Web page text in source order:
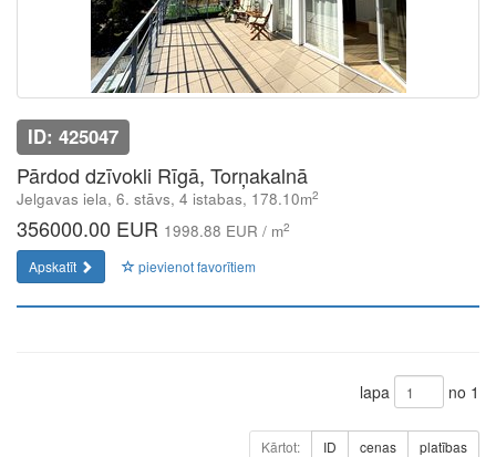
ID: 425047
Pārdod dzīvokli Rīgā, Torņakalnā
Jelgavas iela, 6. stāvs, 4 istabas, 178.10m2
356000.00 EUR 1998.88 EUR / m2
Apskatīt pievienot favorītiem
lapa no 1
Kārtot: ID cenas platības